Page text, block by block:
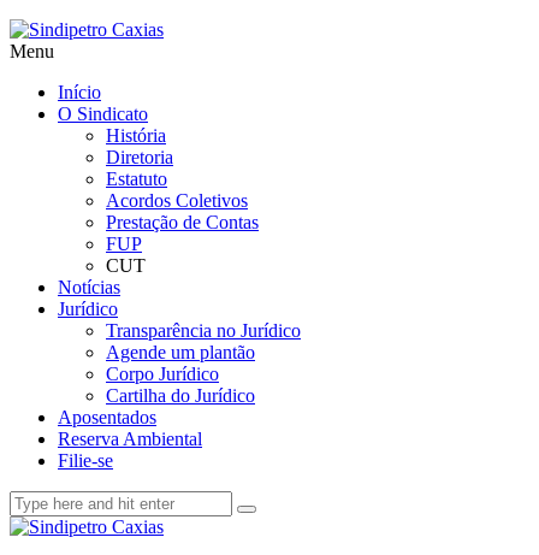
Menu
Início
O Sindicato
História
Diretoria
Estatuto
Acordos Coletivos
Prestação de Contas
FUP
CUT
Notícias
Jurídico
Transparência no Jurídico
Agende um plantão
Corpo Jurídico
Cartilha do Jurídico
Aposentados
Reserva Ambiental
Filie-se